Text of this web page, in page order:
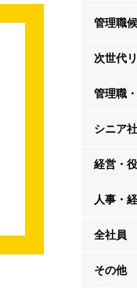
管理職
次世代
管理職
シニア
経営・
人事・
全社員
その他